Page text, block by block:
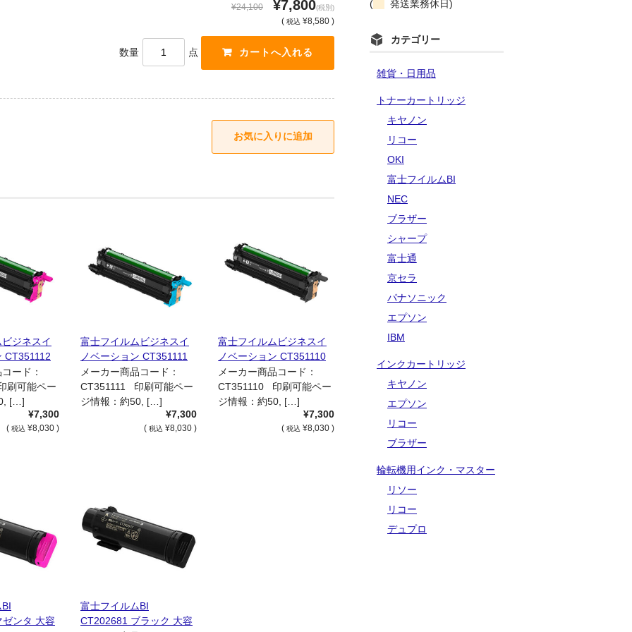
¥24,100 ¥7,800(税別)
( 税込 ¥8,580 )
数量 点
ジネスイ
CT351112
カートリ
品
ード：
刷可能ペー
[…]
¥7,300
( 税込 ¥8,030 )
富士フイルムビジネスイ
ノベーション CT351111
シアン ドラムカートリッ
ジ 国内純正品
メーカー商品コード：
CT351111 印刷可能ペー
ジ情報：約50, […]
¥7,300
( 税込 ¥8,030 )
富士フイルムビジネスイ
ノベーション CT351110
ブラック ドラムカートリ
ッジ 国内純正品
メーカー商品コード：
CT351110 印刷可能ペー
ジ情報：約50, […]
¥7,300
( 税込 ¥8,030 )
ンタ 大容
富士フイルムBI
CT202681 ブラック 大容
( 発送業務休日)
カテゴリー
雑貨・日用品
トナーカートリッジ
キヤノン
リコー
OKI
富士フイルムBI
NEC
ブラザー
シャープ
富士通
京セラ
パナソニック
エプソン
IBM
インクカートリッジ
キヤノン
エプソン
リコー
ブラザー
輪転機用インク・マスター
リソー
リコー
デュプロ